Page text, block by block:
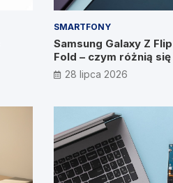
SMARTFONY
Samsung Galaxy Z
Fold – czym różnią się
smartfony?
28 lipca 2026